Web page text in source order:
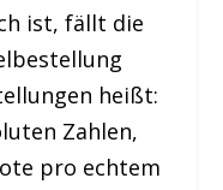
ist, fällt die
heißt:
Zahlen,
pro echtem